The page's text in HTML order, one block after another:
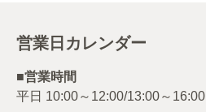
営業日カレンダー
■営業時間